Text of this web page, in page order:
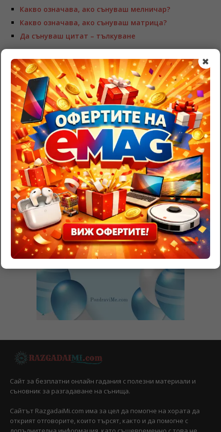
✖
Какво означава, ако сънуваш мелничар?
Какво означава, ако сънуваш матрица?
Да сънуваш цитат – тълкуване
BE THE FIRST TO COMMENT
Leave a Reply
Трябва давлезете, за да публикувате коментар.
RazgadaiMi.com>Съновник – тълкуване на сънища>
Разточителство
Сайт за безплатни онлайн гадания с полезни материали и
съновник за разгадаване на сънища.
Сайтът RazgadaiMi.com има за цел да помогне на хората да
открият отговорите, които търсят, както и да помогне с